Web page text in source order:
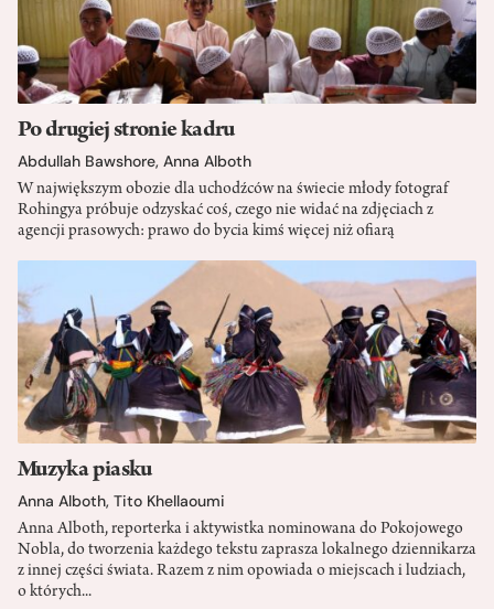
Po drugiej stronie kadru
Abdullah Bawshore, Anna Alboth
W największym obozie dla uchodźców na świecie młody fotograf
Rohingya próbuje odzyskać coś, czego nie widać na zdjęciach z
agencji prasowych: prawo do bycia kimś więcej niż ofiarą
Muzyka piasku
Anna Alboth, Tito Khellaoumi
Anna Alboth, reporterka i aktywistka nominowana do Pokojowego
Nobla, do tworzenia każdego tekstu zaprasza lokalnego dziennikarza
z innej części świata. Razem z nim opowiada o miejscach i ludziach,
o których...